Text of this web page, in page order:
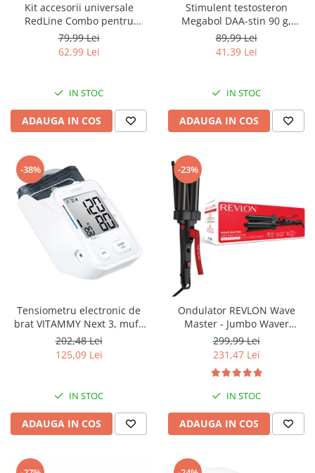
Kit accesorii universale
RedLine Combo pentru
aparatele de aerosoli cu
compresor, 2 pahare de
nebulizare, furtun 6m si 2m
79,99 Lei
62,99 Lei
IN STOC
ADAUGA IN COS
Stimulent testosteron
Megabol DAA-stin 90 g,
anabolizant pentru cresterea
masei musculare
89,99 Lei
41,39 Lei
IN STOC
ADAUGA IN COS
-38%
Tensiometru electronic de
brat VITAMMY Next 3, mufa
USB, detectie miscarea
corpului, memorare 2
utilizatori, manseta 22-40 cm,
202,48 Lei
125,09 Lei
IN STOC
ADAUGA IN COS
-23%
Ondulator REVLON Wave
Master - Jumbo Waver
RVIR3056UKE, 3 cilindri extra
mari, 30 setari temperatura,
invelis ceramic cu turmalina
299,99 Lei
231,47 Lei
IN STOC
ADAUGA IN COS